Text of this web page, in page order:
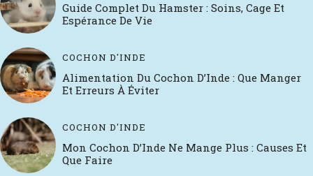
Guide Complet Du Hamster : Soins, Cage Et
Espérance De Vie
COCHON D'INDE
Alimentation Du Cochon D’Inde : Que Manger
Et Erreurs À Éviter
COCHON D'INDE
Mon Cochon D’Inde Ne Mange Plus : Causes Et
Que Faire